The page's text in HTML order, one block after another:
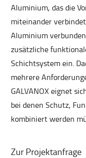
Aluminium, das die
miteinander
Aluminium
zusätzliche
Schichtsystem ein.
mehrere
GALVANOX eignet
bei denen Schutz,
kombiniert werden
Zur Projektanfrage